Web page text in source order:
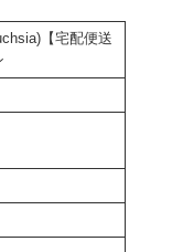
【宅配便送